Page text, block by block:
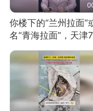
你楼下的“兰州拉面”
名“青海拉面”，天津
面馆已集体更换招牌